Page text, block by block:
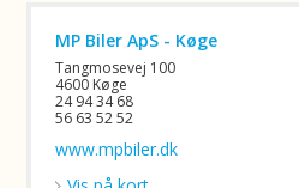
MP Biler ApS - Køge
Tangmosevej 100
4600 Køge
24 94 34 68
56 63 52 52
www.mpbiler.dk